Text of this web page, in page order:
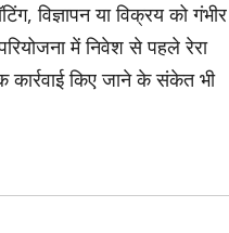
विज्ञापन या विक्रय को गंभीर
में निवेश से पहले रेरा
किए जाने के संकेत भी